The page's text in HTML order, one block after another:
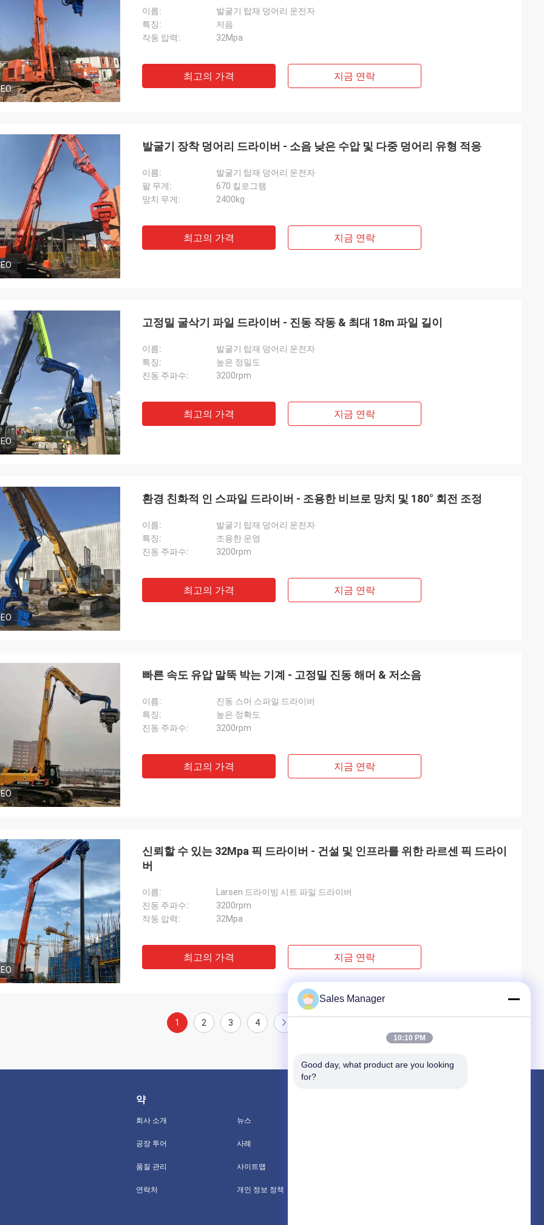
이름:
발굴기 탑재 덩어리 운전자
특징:
저음
작동 압력:
32Mpa
최고의 가격 지금 연락
발굴기 장착 덩어리 드라이버 - 소음 낮은 수압 및 다중 덩어리 유형 적응
이름:
발굴기 탑재 덩어리 운전자
팔 무게:
670 킬로그램
망치 무게:
2400kg
최고의 가격 지금 연락
고정밀 굴삭기 파일 드라이버 - 진동 작동 & 최대 18m 파일 길이
이름:
발굴기 탑재 덩어리 운전자
특징:
높은 정밀도
진동 주파수:
3200rpm
최고의 가격 지금 연락
환경 친화적 인 스파일 드라이버 - 조용한 비브로 망치 및 180° 회전 조정
이름:
발굴기 탑재 덩어리 운전자
특징:
조용한 운영
진동 주파수:
3200rpm
최고의 가격 지금 연락
빠른 속도 유압 말뚝 박는 기계 - 고정밀 진동 해머 & 저소음
이름:
진동 스머 스파일 드라이버
특징:
높은 정확도
진동 주파수:
3200rpm
최고의 가격 지금 연락
신뢰할 수 있는 32Mpa 픽 드라이버 - 건설 및 인프라를 위한 라르센 픽 드라이
버
이름:
Larsen 드라이빙 시트 파일 드라이버
진동 주파수:
3200rpm
작동 압력:
32Mpa
최고의 가격 지금 연락
1 2 3 4
약
회사 소개
공장 투어
품질 관리
연락처
뉴스
사례
사이트맵
개인 정보 정책
Sales Manager
10:10 PM
Good day, what product are you looking
for?